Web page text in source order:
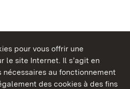
pour vous offrir une
le site Internet. Il s’agit en
au fonctionnement
des cookies à des fins
du Bade-Wurtemberg